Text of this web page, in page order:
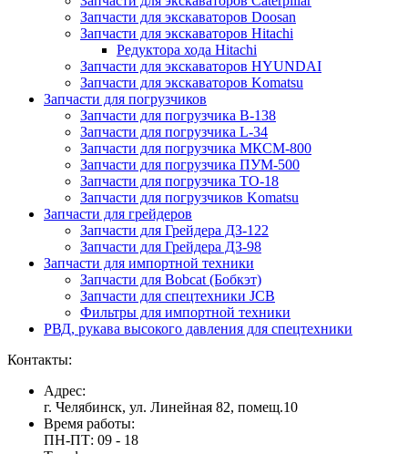
Запчасти для экскаваторов Doosan
Запчасти для экскаваторов Hitachi
Редуктора хода Hitachi
Запчасти для экскаваторов HYUNDAI
Запчасти для экскаваторов Komatsu
Запчасти для погрузчиков
Запчасти для погрузчика B-138
Запчасти для погрузчика L-34
Запчасти для погрузчика МКСМ-800
Запчасти для погрузчика ПУМ-500
Запчасти для погрузчика ТО-18
Запчасти для погрузчиков Komatsu
Запчасти для грейдеров
Запчасти для Грейдера ДЗ-122
Запчасти для Грейдера ДЗ-98
Запчасти для импортной техники
Запчасти для Bobcat (Бобкэт)
Запчасти для спецтехники JCB
Фильтры для импортной техники
РВД, рукава высокого давления для спецтехники
Контакты:
Адрес:
г. Челябинск, ул. Линейная 82, помещ.10
Время работы:
ПН-ПТ: 09 - 18